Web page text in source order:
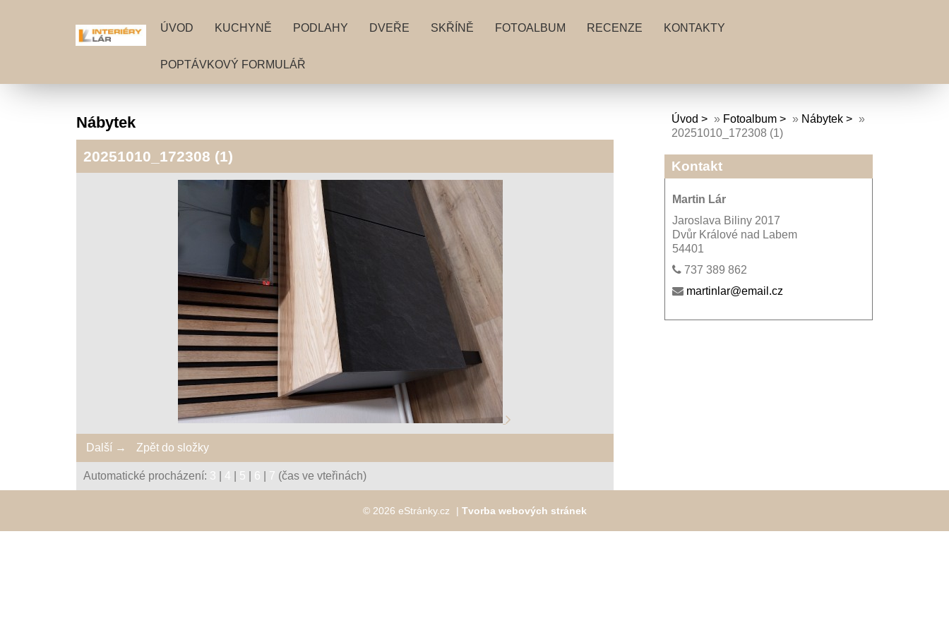
ÚVOD KUCHYNĚ PODLAHY DVEŘE SKŘÍNĚ FOTOALBUM RECENZE KONTAKTY
POPTÁVKOVÝ FORMULÁŘ
Nábytek
20251010_172308 (1)
Další → Zpět do složky
Automatické procházení: 3 4 5 6 7 (čas ve vteřinách)
Úvod » Fotoalbum » Nábytek
»
20251010_172308 (1)
Kontakt
Martin Lár
Jaroslava Biliny 2017
Dvůr Králové nad Labem
54401
737 389 862
martinlar@email.cz
© 2026 eStránky.cz | Tvorba webových stránek